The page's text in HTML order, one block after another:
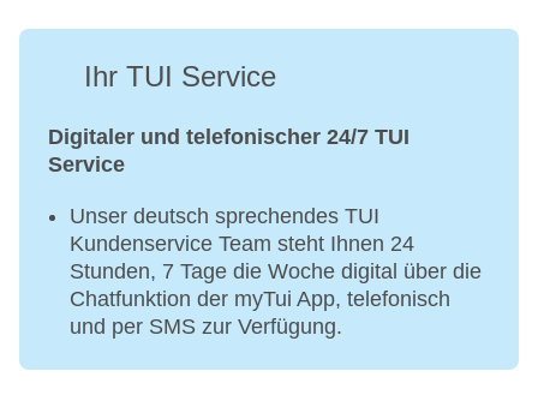
Ihr TUI Service
Digitaler und telefonischer 24/7 TUI
Service
Unser deutsch sprechendes TUI
Kundenservice Team steht Ihnen 24
Stunden, 7 Tage die Woche digital über die
Chatfunktion der myTui App, telefonisch
und per SMS zur Verfügung.